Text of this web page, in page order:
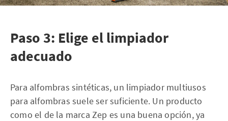
Paso 3: Elige el limpiador
adecuado
Para alfombras sintéticas, un limpiador multiusos
para alfombras suele ser suficiente. Un producto
como el de la marca Zep es una buena opción, ya